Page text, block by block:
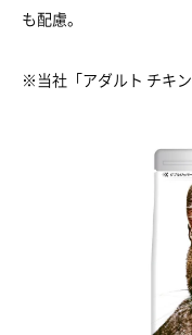
も配慮。
※当社「アダルト チキ